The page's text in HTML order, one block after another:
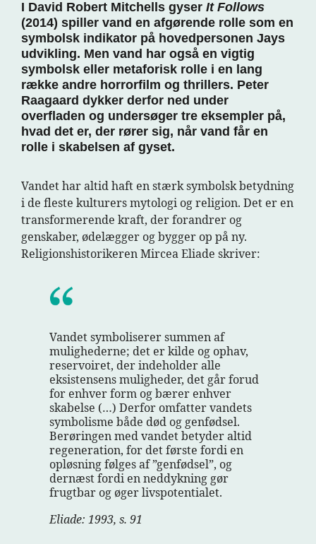
I David Robert Mitchells gyserIt Follows
(2014) spiller vand en afgørende rolle som en
symbolsk indikator på hovedpersonen Jays
udvikling. Men vand har også en vigtig
symbolsk eller metaforisk rolle i en lang
række andre horrorfilm og thrillers. Peter
Raagaard dykker derfor ned under
overfladen og undersøger tre eksempler på,
hvad det er, der rører sig, når vand får en
rolle i skabelsen af gyset.
Vandet har altid haft en stærk symbolsk betydning
i de fleste kulturers mytologi og religion. Det er en
transformerende kraft, der forandrer og
genskaber, ødelægger og bygger op på ny.
Religionshistorikeren Mircea Eliade skriver:
Vandet symboliserer summen af
mulighederne; det er kilde og ophav,
reservoiret, der indeholder alle
eksistensens muligheder, det går forud
for enhver form og bærer enhver
skabelse (…) Derfor omfatter vandets
symbolisme både død og genfødsel.
Berøringen med vandet betyder altid
regeneration, for det første fordi en
opløsning følges af ”genfødsel”, og
dernæst fordi en neddykning gør
frugtbar og øger livspotentialet.
Eliade: 1993, s. 91